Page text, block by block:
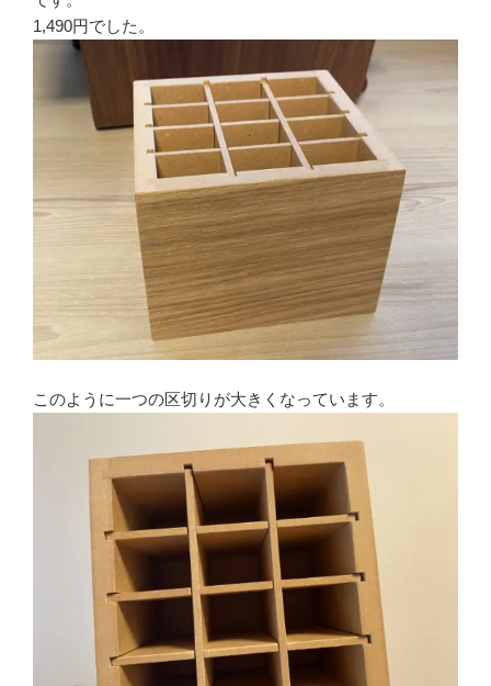
1,490円でした。
このように一つの区切りが大きくなっています。